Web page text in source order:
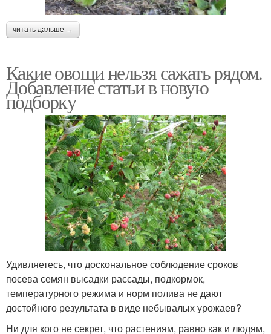
читать дальше →
Какие овощи нельзя сажать рядом.
Добавление статьи в новую
подборку
Удивляетесь, что доскональное соблюдение сроков
посева семян высадки рассады, подкормок,
температурного режима и норм полива не дают
достойного результата в виде небывалых урожаев?
Ни для кого не секрет, что растениям, равно как и людям,